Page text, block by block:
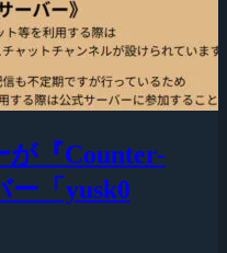
が『Counter-
ー「yusk0